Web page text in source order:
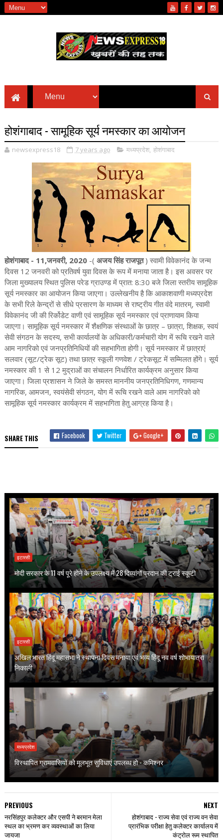
होशंगाबाद - सामूहिक सूर्य नमस्कार का आयोजन
newsexpress18 7 years ago मध्यप्रदेश, होशंगाबाद
होशंगाबाद - 11,जनवरी, 2020-( अजय सिंह राजपूत) स्वामी विवेकानंद के जन्म
दिवस 12 जनवरी को प्रतिवर्ष युवा दिवस के रूप में मनाया जाता है। इस अवसर पर
जिला मुख्यालय स्थित पुलिस परेड ग्राउण्ड में प्रात: 8:30 बजे जिला स्तरीय सामूहिक
सूर्य नमस्कार का आयोजन किया जाएगा। उल्लेखनीय है कि आकाशवाणी मध्यप्रदेश
के सभी रिले केन्द्रों से सीधे प्रसारण के माध्यम से राष्ट्रीय गीत वंदे मातरम्, स्वामी
विवेकानंद जी की रिर्कोडेट वाणी एवं सामूहिक सूर्य नमस्कार एवं प्राणायाम किया
जाएगा। सामूहिक सूर्य नमस्कार में शैक्षणिक संस्थाओं के छात्र – छात्रा, शिक्षक, स्वयं
सेवी संगठन के सदस्य, सभी कार्यालयों के अधिकारी/कर्मचारी योग में रूचि रखने वाले
आम नागरिको एवं जनप्रतिनिधियों की सहभागिता होगी। सूर्य नमस्कार में छात्राएं
सलवार (सूट/ट्रेक सूट) तथा छात्र स्कूली गणवेश / ट्रेकसूट में सम्मिलत होंगे। सूर्य
नमस्कार की 1 से 12 मुद्राओं का संचालन निर्धारित कार्यक्रम अनुसार किया
जाएगा। जिला प्रशासन ने जिले के समस्त माननीय जनप्रतिनिधिगण, गणमान्य
नागरिक, आमजन, स्वयंसेवी संगठन, योग में रूचि रखने वाले आम नागरिको को
सामूहिक सूर्य नमस्कार कार्यक्रम में सहभागिता हेतु आग्रह किया है।
SHARE THIS Facebook Twitter Google+
इटारसी
मोदी सरकार के 11 वर्ष पूरे होने के उपलक्ष्य में 28 दिव्यांगों प्रदान की ट्राई स्कूटी
इटारसी
अखिल भारत हिंदू महासभा ने स्थापना दिवस मनाया एवं भव्य हिंदू नव वर्ष शोभायात्रा
निकाली
मध्यप्रदेश
विस्थापित ग्रामवासियों को मूलभूत सुविधाएं उपलब्ध हो - कमिश्नर
NEXT
होशंगाबाद - राज्य सेवा एवं राज्य वन सेवा
प्रारंभिक परीक्षा हेतु कलेक्टर कार्यालय में
कंट्रोल रूम स्थापित
PREVIOUS
नरसिंहपुर कलेक्टर और एसपी ने बरमान मेला
स्थल का भ्रमण कर व्यवस्थाओं का लिया
जायजा